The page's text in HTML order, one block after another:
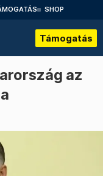
SHOP
Támogatás
az